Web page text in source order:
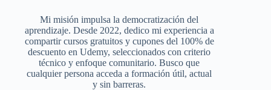
Mi misión impulsa la democratización del
aprendizaje. Desde 2022, dedico mi experiencia a
compartir cursos gratuitos y cupones del 100% de
descuento en Udemy, seleccionados con criterio
técnico y enfoque comunitario. Busco que
cualquier persona acceda a formación útil, actual
y sin barreras.